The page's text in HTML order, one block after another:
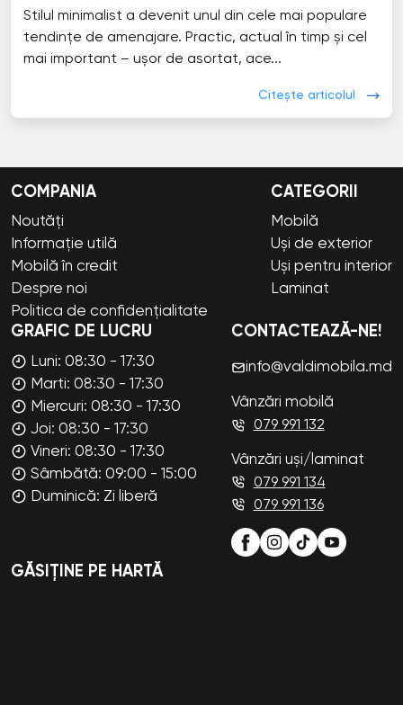
Stilul minimalist a devenit unul din cele mai populare
tendințe de amenajare. Practic, actual în timp și cel
mai important – ușor de asortat, ace...
Citește articolul
COMPANIA
Noutăți
Informație utilă
Mobilă în credit
Despre noi
Politica de confidențialitate
CATEGORII
Mobilă
Uși de exterior
Uși pentru interior
Laminat
GRAFIC DE LUCRU
Luni: 08:30 - 17:30
Marti: 08:30 - 17:30
Miercuri: 08:30 - 17:30
Joi: 08:30 - 17:30
Vineri: 08:30 - 17:30
Sâmbătă: 09:00 - 15:00
Duminică: Zi liberă
CONTACTEAZĂ-NE!
info@valdimobila.md
Vânzări mobilă
079 991 132
Vânzări uși/laminat
079 991 134
079 991 136
GĂSIȚINE PE HARTĂ